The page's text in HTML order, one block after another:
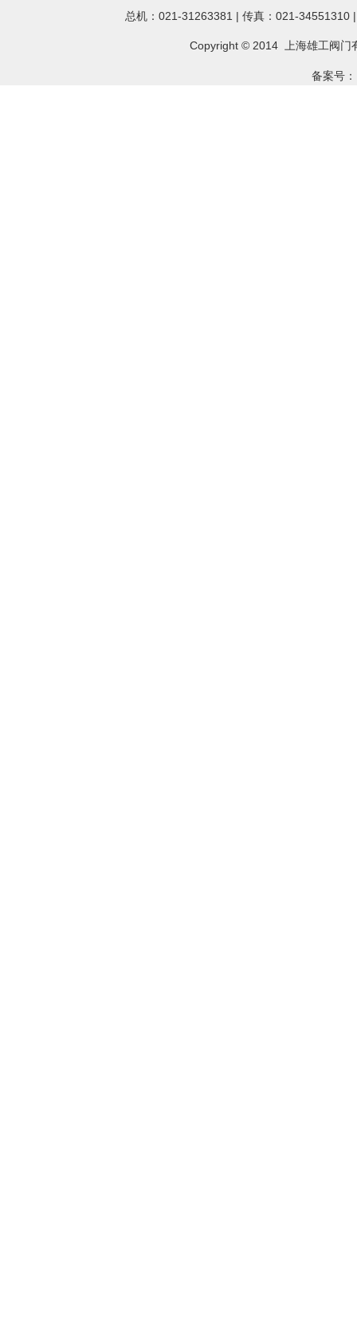
总机：021-31263381 | 传真：021-
Copyright © 2014 上海雄工阀门
备案号